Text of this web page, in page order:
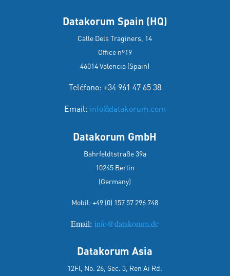
Datakorum Spain (HQ)
Calle Dels Traginers, 14
Office nº19
46014 Valencia (Spain)
Teléfono: +34 961 47 65 38
Email: info@datakorum.com
Datakorum GmbH
Bahrfeldtstraße 39a
10245 Berlin
(Germany)
Mobil:+49 (0) 157 57 296 748
Email: info@datakorum.de
Datakorum Asia
12Fl, No. 26, Sec. 3, Ren Ai Rd.